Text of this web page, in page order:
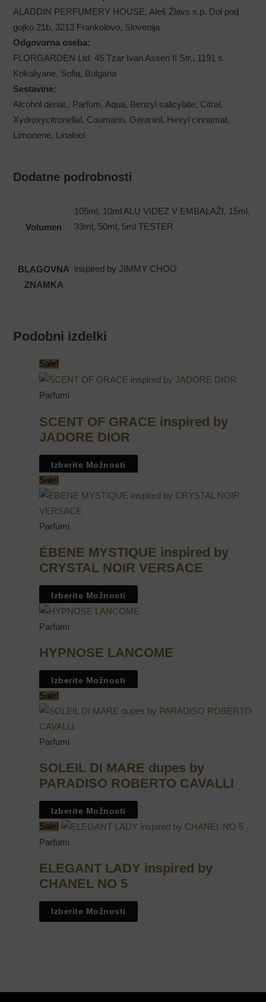
ALADDIN PERFUMERY HOUSE, Aleš Žlavs s.p. Dol pod
gojko 21b, 3213 Frankolovo, Slovenija
Odgovorna oseba:
FLORGARDEN Ltd. 45 Tzar Ivan Assen II Str., 1191 s.
Kokaliyane, Sofia, Bulgaria
Sestavine:
Alcohol denat., Parfum, Aqua, Benzyl salicylate, Citral,
Xydroxycitronellal, Coumarin, Geraniol, Hexyl cinnamal,
Limonene, Linalool
Dodatne podrobnosti
Volumen
105ml, 10ml ALU VIDEZ V EMBALAŽI, 15ml,
33ml, 50ml, 5ml TESTER
BLAGOVNA
ZNAMKA
inspired by JIMMY CHOO
Podobni izdelki
Sale!
Parfumi
SCENT OF GRACE inspired by
JADORE DIOR
Izberite Možnosti
Sale!
Parfumi
ÉBENE MYSTIQUE inspired by
CRYSTAL NOIR VERSACE
Izberite Možnosti
Parfumi
HYPNOSE LANCOME
Izberite Možnosti
Sale!
Parfumi
SOLEIL DI MARE dupes by
PARADISO ROBERTO CAVALLI
Izberite Možnosti
Sale!
Parfumi
ELEGANT LADY inspired by
CHANEL NO 5
Izberite Možnosti
Uporabniško ime ali e-poštni naslov